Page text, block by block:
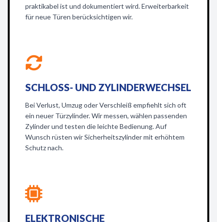
praktikabel ist und dokumentiert wird. Erweiterbarkeit
für neue Türen berücksichtigen wir.
SCHLOSS- UND ZYLINDERWECHSEL
Bei Verlust, Umzug oder Verschleiß empfiehlt sich oft
ein neuer Türzylinder. Wir messen, wählen passenden
Zylinder und testen die leichte Bedienung. Auf
Wunsch rüsten wir Sicherheitszylinder mit erhöhtem
Schutz nach.
ELEKTRONISCHE